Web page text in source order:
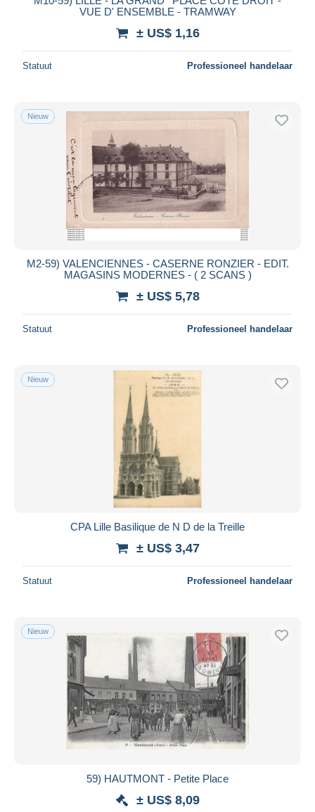
VUE D' ENSEMBLE - TRAMWAY
± US$ 1,16
Statuut Professioneel handelaar
Nieuw
M2-59) VALENCIENNES - CASERNE RONZIER - EDIT.
MAGASINS MODERNES - ( 2 SCANS )
± US$ 5,78
Statuut Professioneel handelaar
Nieuw
CPA Lille Basilique de N D de la Treille
± US$ 3,47
Statuut Professioneel handelaar
Nieuw
59) HAUTMONT - Petite Place
± US$ 8,09